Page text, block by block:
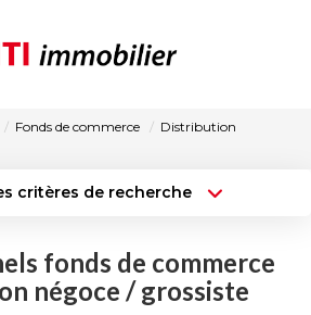
NOS AGENCES
Fonds de commerce
Distribution
critères de recherche
Surface min
fonds de commerce
négoce / grossiste